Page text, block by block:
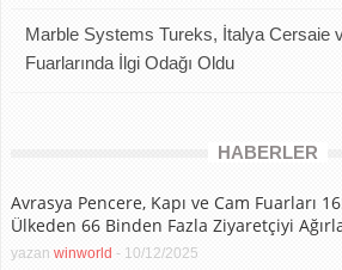
Marble Systems Tureks, İtalya Cersaie
Fuarlarında İlgi Odağı Oldu
HABERLER
Avrasya Pencere, Kapı ve Cam Fuarları
Ülkeden 66 Binden Fazla Ziyaretçiyi
yazan winworld - 10/12/2025